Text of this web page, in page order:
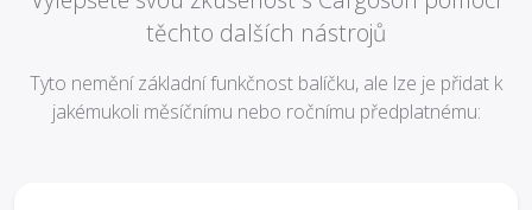
těchto dalších nástrojů
Tyto nemění základní funkčnost balíčku, ale lze je přidat k
jakémukoli měsíčnímu nebo ročnímu předplatnému: